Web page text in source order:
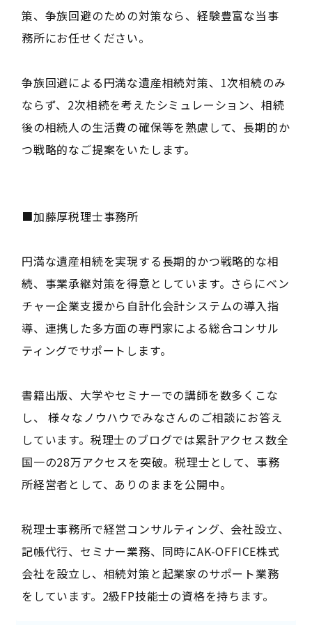
策、争族回避のための対策なら、経験豊富な当事
務所にお任せください。
争族回避による円満な遺産相続対策、1次相続のみ
ならず、2次相続を考えたシミュレーション、相続
後の相続人の生活費の確保等を熟慮して、長期的か
つ戦略的なご提案をいたします。
■加藤厚税理士事務所
円満な遺産相続を実現する長期的かつ戦略的な相
続、事業承継対策を得意としています。さらにベン
チャー企業支援から自計化会計システムの導入指
導、連携した多方面の専門家による総合コンサル
ティングでサポートします。
書籍出版、大学やセミナーでの講師を数多くこな
し、 様々なノウハウでみなさんのご相談にお答え
しています。税理士のブログでは累計アクセス数全
国一の28万アクセスを突破。税理士として、事務
所経営者として、ありのままを公開中。
税理士事務所で経営コンサルティング、会社設立、
記帳代行、セミナー業務、同時にAK-OFFICE株式
会社を設立し、相続対策と起業家のサポート業務
をしています。2級FP技能士の資格を持ちます。